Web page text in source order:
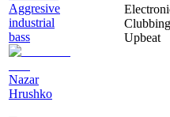
Aggresive
industrial
bass
Nazar
Hrushko
Upbeat